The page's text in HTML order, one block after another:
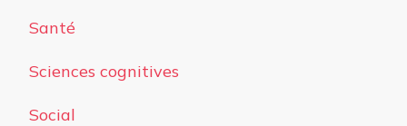
Santé
Sciences cognitives
Social